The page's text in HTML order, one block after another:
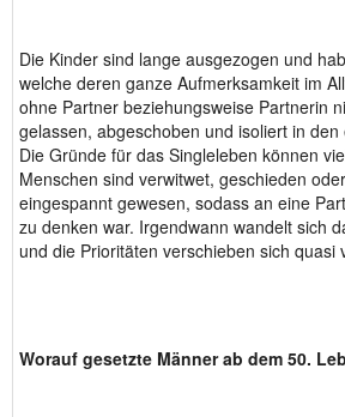
Die Kinder sind lange ausgezogen und
welche deren ganze Aufmerksamkeit im
ohne Partner beziehungsweise Partnerin
gelassen, abgeschoben und isoliert in
Die Gründe für das Singleleben können
Menschen sind verwitwet, geschieden
eingespannt gewesen, sodass an eine
zu denken war. Irgendwann wandelt sich
und die Prioritäten verschieben sich quasi
Worauf gesetzte Männer ab dem 50.